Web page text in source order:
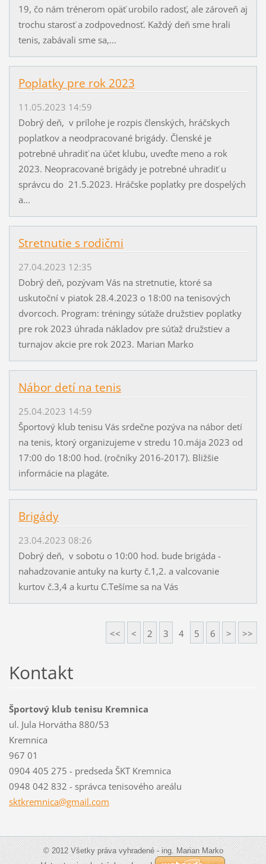
19, čo nám trénerom opäť urobilo radosť, ale zároveň aj
trochu starosť a zodpovednosť. Každý deň sme hrali
tenis, zabávali sme sa,...
Poplatky pre rok 2023
11.05.2023 14:59
Dobrý deň, v prílohe je rozpis členských, hráčskych
poplatkov a neodpracované brigády. Členské je
potrebné uhradiť na účet klubu, uveďte meno a rok
2023. Neopracované brigády je potrebné uhradiť u
správcu do 21.5.2023. Hráčske poplatky pre dospelých
a...
Stretnutie s rodičmi
27.04.2023 12:35
Dobrý deň, pozývam Vás na stretnutie, ktoré sa
uskutoční v piatok 28.4.2023 o 18:00 na tenisových
dvorcoch. Program: tréningy súťaže družstiev poplatky
pre rok 2023 úhrada nákladov pre súťaž družstiev a
turnajov akcie pre rok 2023. Marian Marko
Nábor detí na tenis
25.04.2023 14:59
Športový klub tenisu Vás srdečne pozýva na nábor detí
na tenis, ktorý organizujeme v stredu 10.mája 2023 od
17:00 do 18:00 hod. (ročníky 2016-2017). Bližšie
informácie na plagáte.
Brigády
23.04.2023 08:26
Dobrý deň, v sobotu o 10:00 hod. bude brigáda -
nahadzovanie antuky na kurty č.1,2. a valcovanie
kurtov č.3,4 a kurtu C.Tešíme sa na Vás
<< < 2 3 4 5 6 > >>
Kontakt
Športový klub tenisu Kremnica
ul. Jula Horvátha 880/53
Kremnica
967 01
0904 405 275 - predseda ŠKT Kremnica
0948 042 832 - správca tenisového areálu
sktkremnica@gmail.com
© 2012 Všetky práva vyhradené - ing. Marian Marko